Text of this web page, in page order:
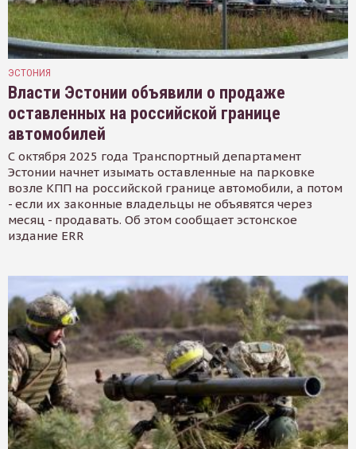
ЭСТОНИЯ
Власти Эстонии объявили о продаже
оставленных на российской границе
автомобилей
С октября 2025 года Транспортный департамент
Эстонии начнет изымать оставленные на парковке
возле КПП на российской границе автомобили, а потом
- если их законные владельцы не объявятся через
месяц - продавать. Об этом сообщает эстонское
издание ERR